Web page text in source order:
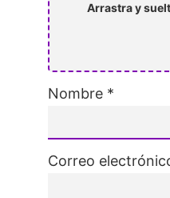
Arrastra y
Nombre *
Correo